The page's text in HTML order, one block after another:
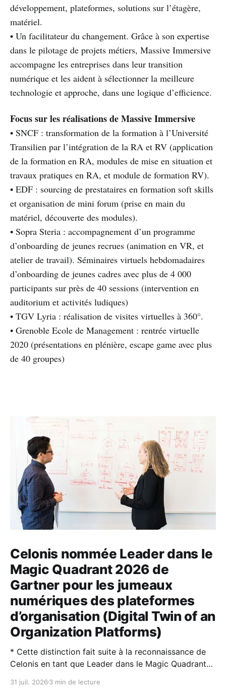
développement, plateformes, solutions sur l’étagère,
matériel.
• Un facilitateur du changement. Grâce à son expertise
dans le pilotage de projets métiers, Massive Immersive
accompagne les entreprises dans leur transition
numérique et les aident à sélectionner la meilleure
technologie et approche, dans une logique d’efficience.
Focus sur les réalisations de Massive Immersive
• SNCF : transformation de la formation à l’Université
Transilien par l’intégration de la RA et RV (application
de la formation en RA, modules de mise en situation et
travaux pratiques en RA, et module de formation RV).
• EDF : sourcing de prestataires en formation soft skills
et organisation de mini forum (prise en main du
matériel, découverte des modules).
• Sopra Steria : accompagnement d’un programme
d’onboarding de jeunes recrues (animation en VR, et
atelier de travail). Séminaires virtuels hebdomadaires
d’onboarding de jeunes cadres avec plus de 4 000
participants sur près de 40 sessions (intervention en
auditorium et activités ludiques)
• TGV Lyria : réalisation de visites virtuelles à 360°.
• Grenoble Ecole de Management : rentrée virtuelle
2020 (présentations en plénière, escape game avec plus
de 40 groupes)
Celonis nommée Leader dans le
Magic Quadrant 2026 de
Gartner pour les jumeaux
numériques des plateformes
d’organisation (Digital Twin of an
Organization Platforms)
* Cette distinction fait suite à la reconnaissance de
Celonis en tant que Leader dans le Magic Quadrant™
jumeaux numériques d’organisation (DTO) et
31 juil. 2026 3 min de lecture